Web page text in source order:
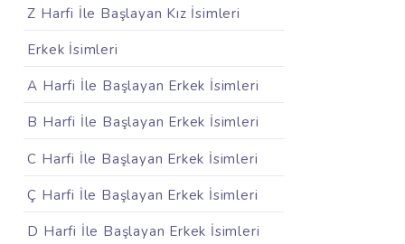
Z Harfi İle Başlayan Kız İsimleri
Erkek İsimleri
A Harfi İle Başlayan Erkek İsimleri
B Harfi İle Başlayan Erkek İsimleri
C Harfi İle Başlayan Erkek İsimleri
Ç Harfi İle Başlayan Erkek İsimleri
D Harfi İle Başlayan Erkek İsimleri